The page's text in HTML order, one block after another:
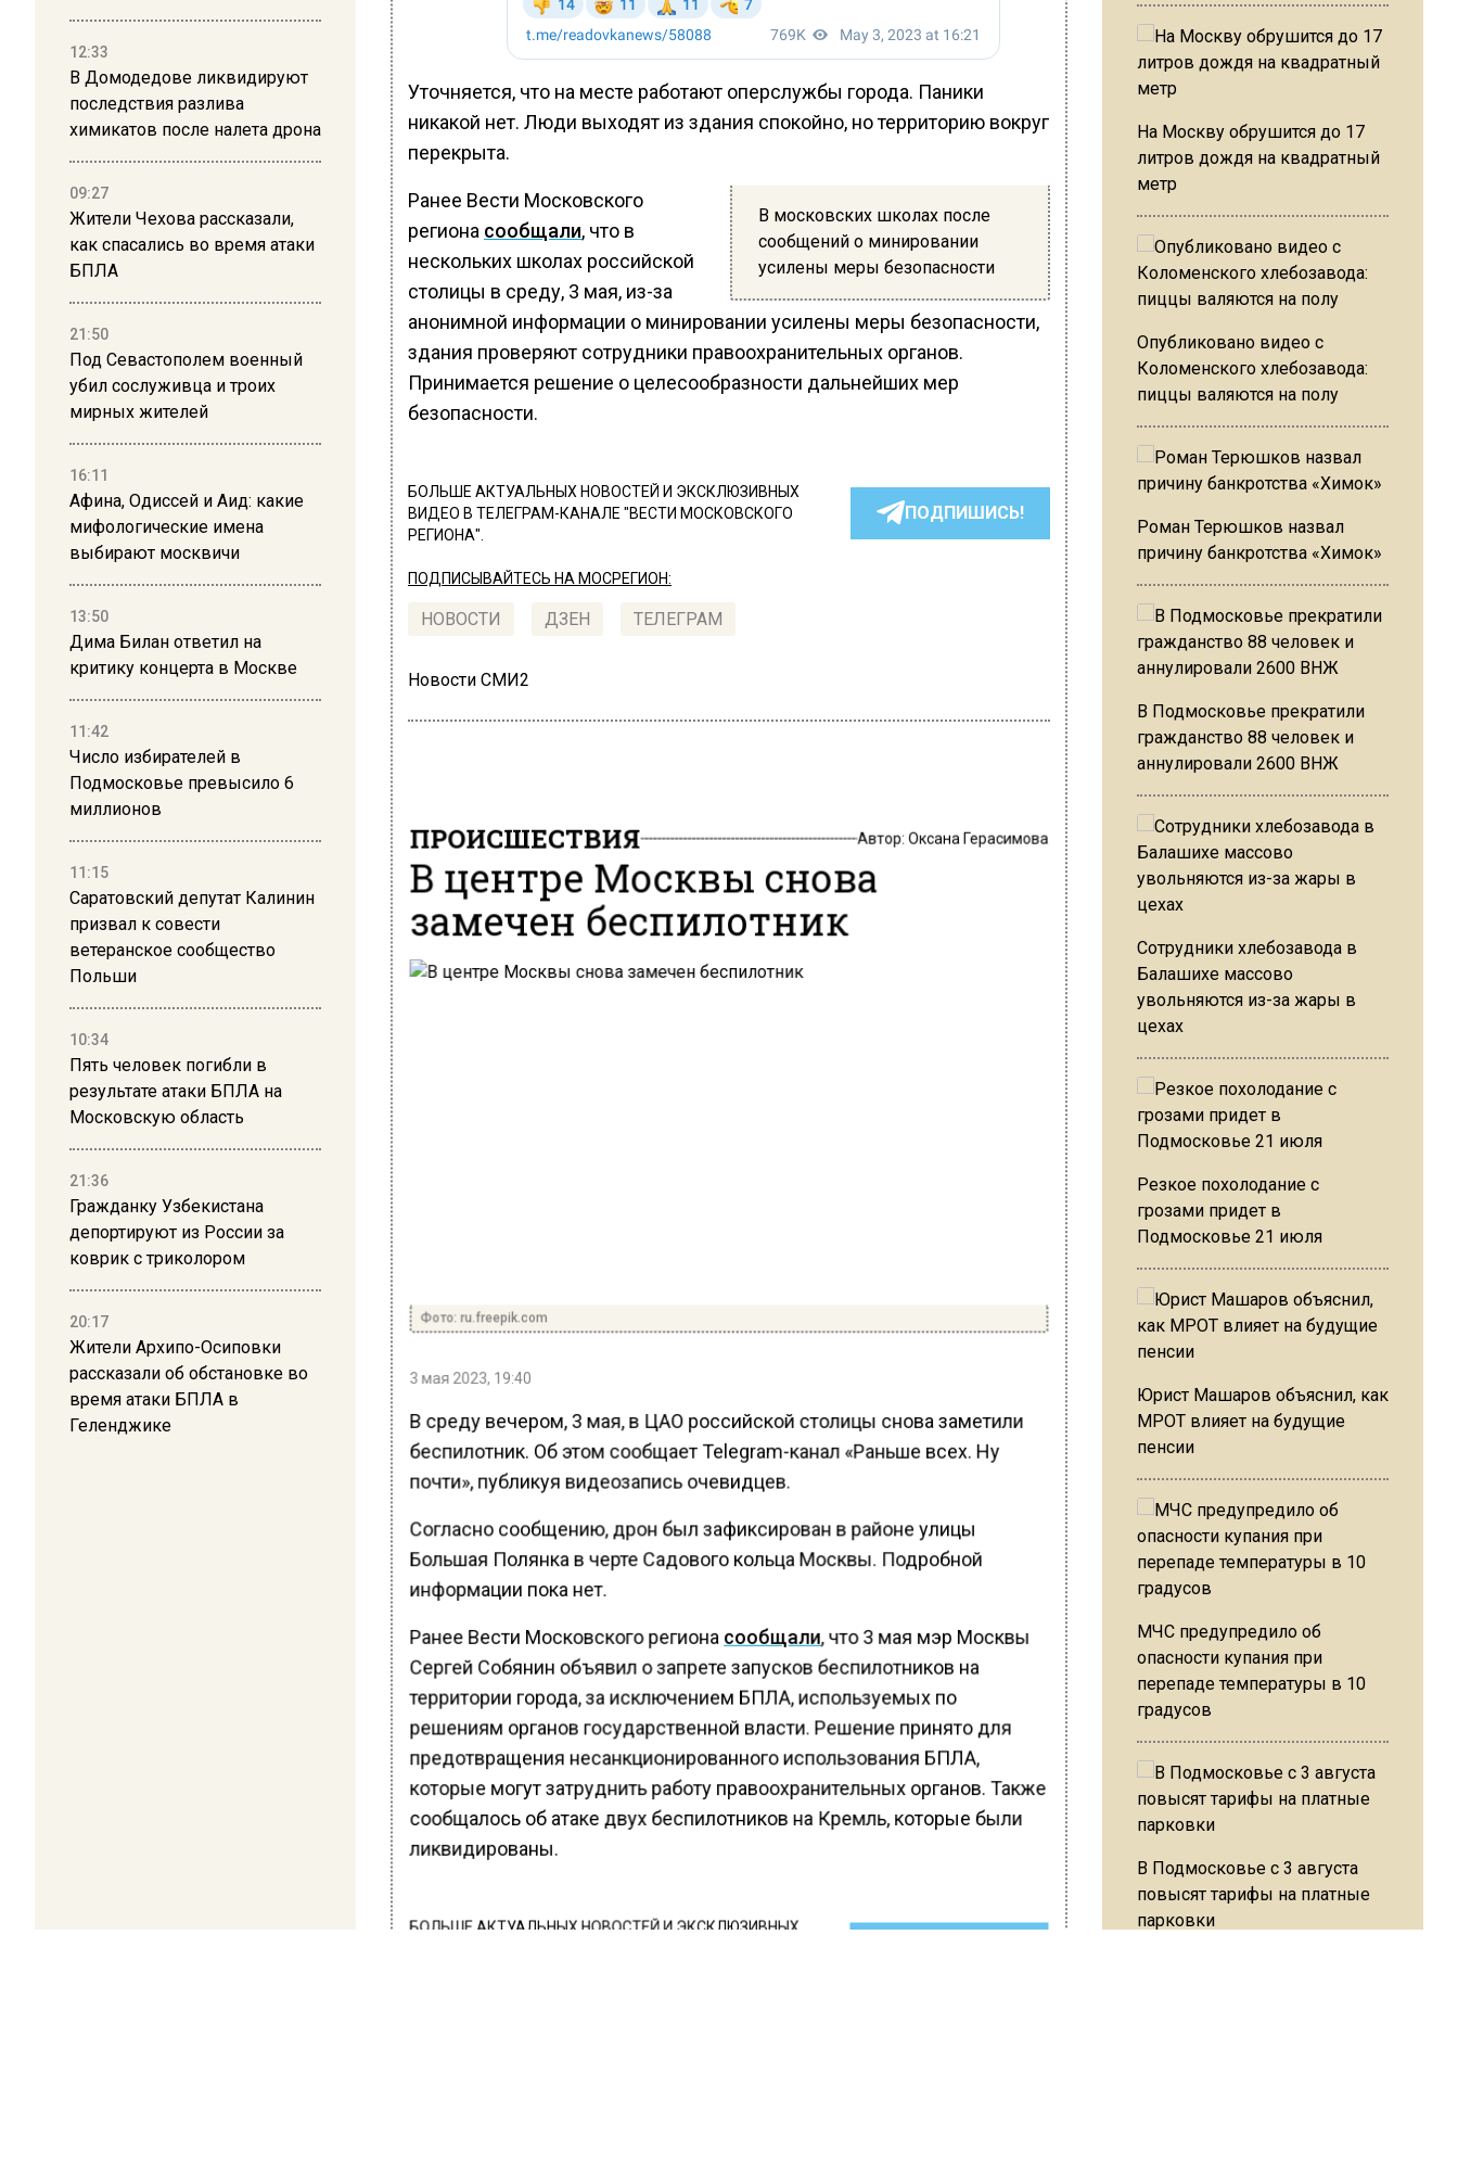
12:33
В Домодедове ликвидируют
последствия разлива
химикатов после налета дрона
09:27
Жители Чехова рассказали,
как спасались во время атаки
БПЛА
21:50
Под Севастополем военный
убил сослуживца и троих
мирных жителей
16:11
Афина, Одиссей и Аид: какие
мифологические имена
выбирают москвичи
13:50
Дима Билан ответил на
критику концерта в Москве
11:42
Число избирателей в
Подмосковье превысило 6
миллионов
11:15
Саратовский депутат Калинин
призвал к совести
ветеранское сообщество
Польши
10:34
Пять человек погибли в
результате атаки БПЛА на
Московскую область
21:36
Гражданку Узбекистана
депортируют из России за
коврик с триколором
20:17
Жители Архипо-Осиповки
рассказали об обстановке во
время атаки БПЛА в
Геленджике
Уточняется, что на месте работают оперслужбы города. Паники
никакой нет. Люди выходят из здания спокойно, но территорию вокруг
перекрыта.
В московских школах после
сообщений о минировании
усилены меры безопасности
Ранее Вести Московского
региона сообщали, что в
нескольких школах российской
столицы в среду, 3 мая, из-за
анонимной информации о минировании усилены меры безопасности,
здания проверяют сотрудники правоохранительных органов.
Принимается решение о целесообразности дальнейших мер
безопасности.
БОЛЬШЕ АКТУАЛЬНЫХ НОВОСТЕЙ И ЭКСКЛЮЗИВНЫХ
ВИДЕО В ТЕЛЕГРАМ-КАНАЛЕ "ВЕСТИ МОСКОВСКОГО
РЕГИОНА".
ПОДПИШИСЬ!
ПОДПИСЫВАЙТЕСЬ НА МОСРЕГИОН:
НОВОСТИ ДЗЕН ТЕЛЕГРАМ
Новости СМИ2
ПРОИСШЕСТВИЯ Автор:Оксана Герасимова
В центре Москвы снова
замечен беспилотник
Фото: ru.freepik.com
3 мая 2023, 19:40
В среду вечером, 3 мая, в ЦАО российской столицы снова заметили
беспилотник. Об этом сообщает Telegram-канал «Раньше всех. Ну
почти», публикуя видеозапись очевидцев.
Согласно сообщению, дрон был зафиксирован в районе улицы
Большая Полянка в черте Садового кольца Москвы. Подробной
информации пока нет.
Ранее Вести Московского региона сообщали, что 3 мая мэр Москвы
Сергей Собянин объявил о запрете запусков беспилотников на
территории города, за исключением БПЛА, используемых по
решениям органов государственной власти. Решение принято для
предотвращения несанкционированного использования БПЛА,
которые могут затруднить работу правоохранительных органов. Также
сообщалось об атаке двух беспилотников на Кремль, которые были
ликвидированы.
БОЛЬШЕ АКТУАЛЬНЫХ НОВОСТЕЙ И ЭКСКЛЮЗИВНЫХ
На Москву обрушится до 17
литров дождя на квадратный
метр
Опубликовано видео с
Коломенского хлебозавода:
пиццы валяются на полу
Роман Терюшков назвал
причину банкротства «Химок»
В Подмосковье прекратили
гражданство 88 человек и
аннулировали 2600 ВНЖ
Сотрудники хлебозавода в
Балашихе массово
увольняются из-за жары в
цехах
Резкое похолодание с
грозами придет в
Подмосковье 21 июля
Юрист Машаров объяснил, как
МРОТ влияет на будущие
пенсии
МЧС предупредило об
опасности купания при
перепаде температуры в 10
градусов
В Подмосковье с 3 августа
повысят тарифы на платные
парковки